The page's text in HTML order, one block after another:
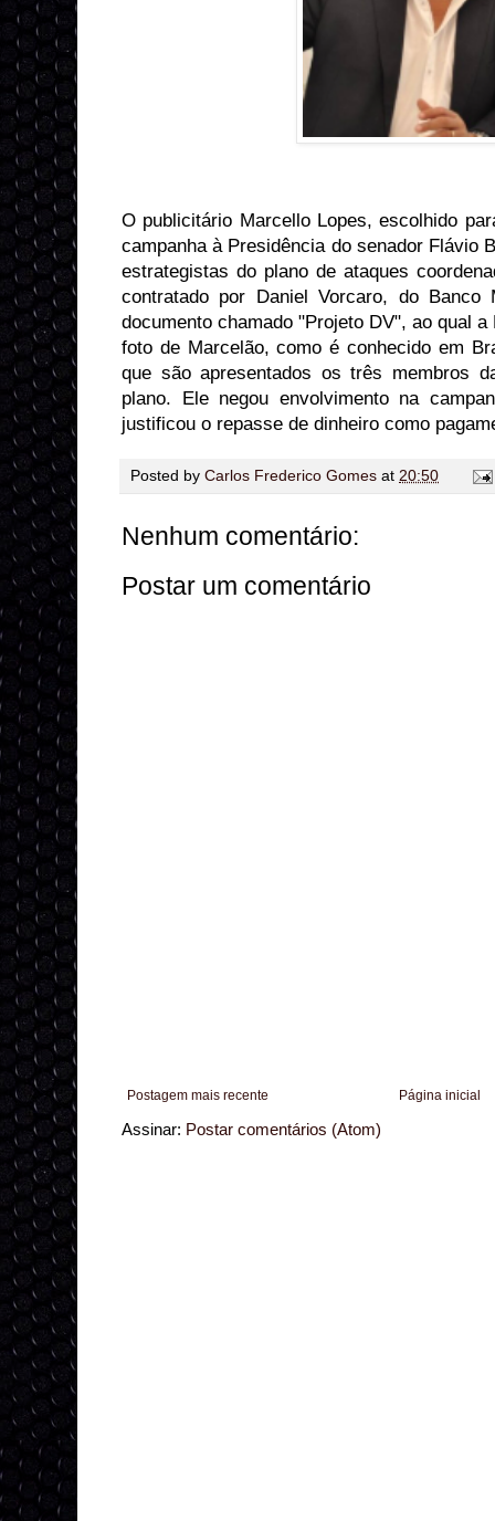
O publicitário Marcello Lopes, escolhido
campanha à Presidência do senador Flávio
estrategistas do plano de ataques
contratado por Daniel Vorcaro, do Banco
documento chamado "Projeto DV", ao qual
foto de Marcelão, como é conhecido em
que são apresentados os três membros
plano. Ele negou envolvimento na
justificou o repasse de dinheiro como
Posted by Carlos Frederico Gomes at 20:50
Nenhum comentário:
Postar um comentário
Postagem mais recente Página inicial
Assinar: Postar comentários (Atom)